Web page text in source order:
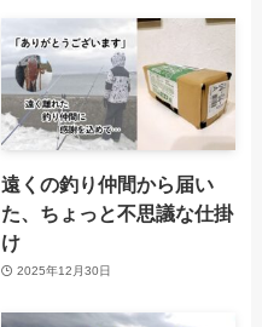
遠くの釣り仲間から届い
た、ちょっと不思議な仕掛
け
2025年12月30日